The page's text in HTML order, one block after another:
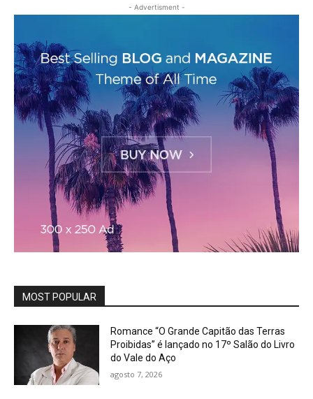
- Advertisment -
MOST POPULAR
Romance “O Grande Capitão das Terras
Proibidas” é lançado no 17º Salão do Livro
do Vale do Aço
agosto 7, 2026